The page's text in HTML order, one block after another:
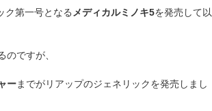
ク第一号となるメディカルミノキ5を発売して以
のですが、
ーまでがリアップのジェネリックを発売しまし